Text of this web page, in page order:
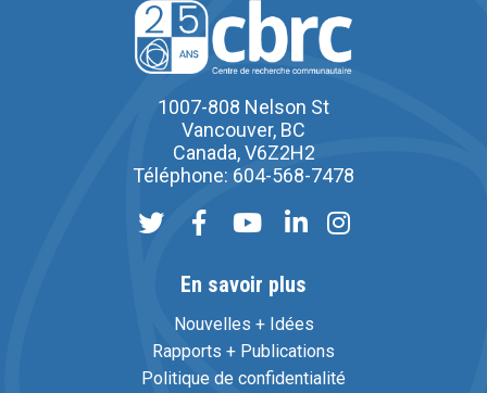
1007-808 Nelson St
Vancouver, BC
Canada, V6Z2H2
Téléphone: 604-568-7478
En savoir plus
Nouvelles + Idées
Rapports + Publications
Politique de confidentialité